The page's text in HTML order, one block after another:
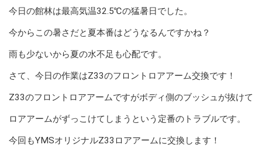
今日の館林は最高気温32.5℃の猛暑日でした。
今からこの暑さだと夏本番はどうなるんですかね？
雨も少ないから夏の水不足も心配です。
さて、今日の作業はZ33のフロントロアアーム交換です！
Z33のフロントロアアームですがボディ側のブッシュが抜けて
ロアアームがずっこけてしまうという定番のトラブルです。
今回もYMSオリジナルZ33ロアアームに交換します！